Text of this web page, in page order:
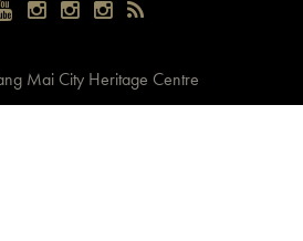
Mai City Heritage Centre